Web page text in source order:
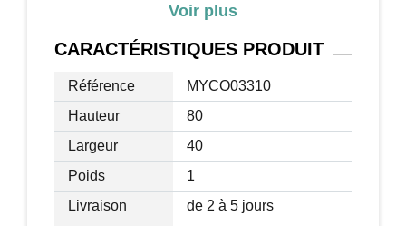
Charge max. recommandée : 30 Kg (au
total), 5 Kg (par tiroir)
Livraison éffectuée en 1 colis
Voir plus
CARACTÉRISTIQUES PRODUIT
Référence
MYCO03310
Hauteur
80
Largeur
40
Poids
1
Livraison
de 2 à 5 jours